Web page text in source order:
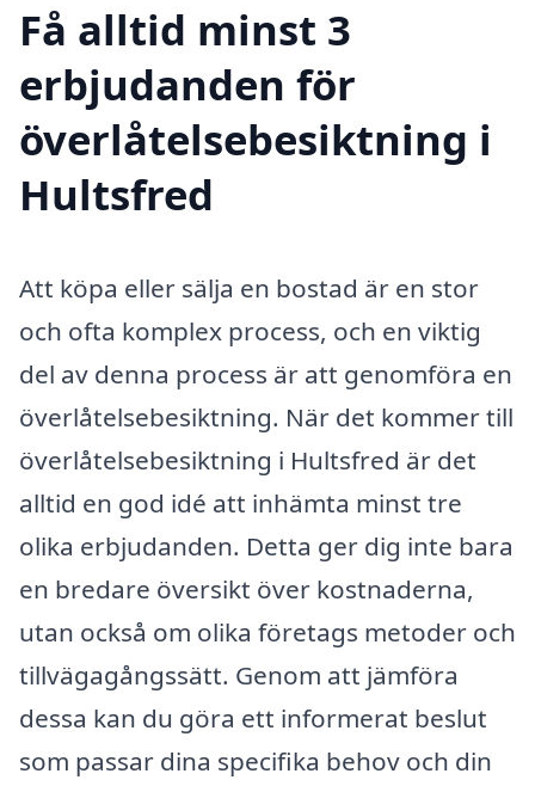
Få alltid minst 3
erbjudanden för
överlåtelsebesiktning i
Hultsfred
Att köpa eller sälja en bostad är en stor
och ofta komplex process, och en viktig
del av denna process är att genomföra en
överlåtelsebesiktning. När det kommer till
överlåtelsebesiktning i Hultsfred är det
alltid en god idé att inhämta minst tre
olika erbjudanden. Detta ger dig inte bara
en bredare översikt över kostnaderna,
utan också om olika företags metoder och
tillvägagångssätt. Genom att jämföra
dessa kan du göra ett informerat beslut
som passar dina specifika behov och din